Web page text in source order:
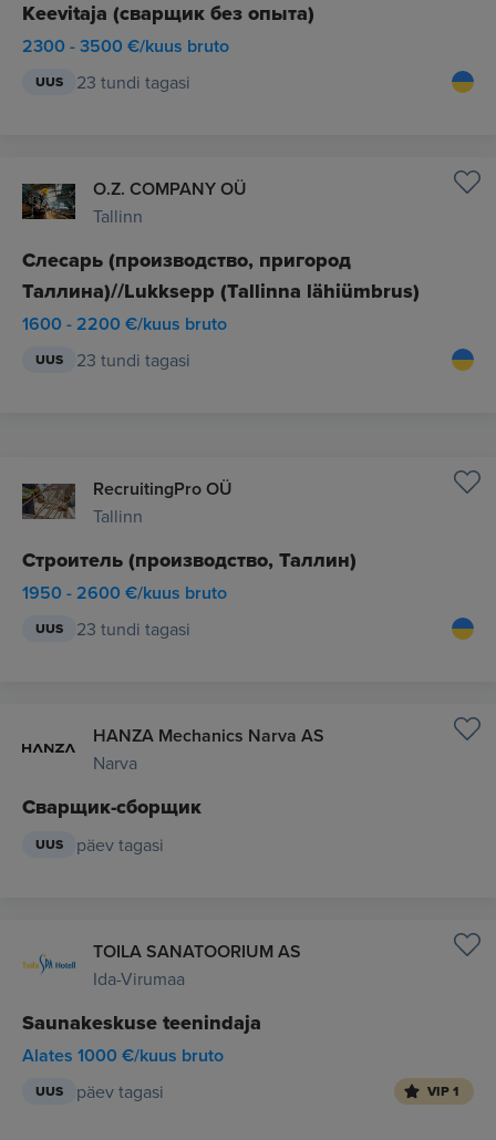
Keevitaja (сварщик без опыта)
2300 - 3500 €/kuus bruto
UUS 23 tundi tagasi
O.Z. COMPANY OÜ
Tallinn
Слесарь (производство, пригород
Таллина)//Lukksepp (Tallinna lähiümbrus)
1600 - 2200 €/kuus bruto
UUS 23 tundi tagasi
RecruitingPro OÜ
Tallinn
Строитель (производство, Таллин)
1950 - 2600 €/kuus bruto
UUS 23 tundi tagasi
HANZA Mechanics Narva AS
Narva
Сварщик-сборщик
UUS päev tagasi
TOILA SANATOORIUM AS
Ida-Virumaa
Saunakeskuse teenindaja
Alates 1000 €/kuus bruto
UUS päev tagasi VIP 1